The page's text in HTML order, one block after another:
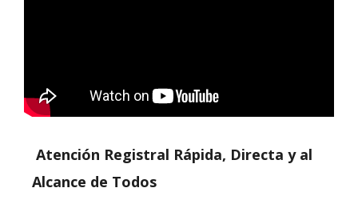
Atención Registral Rápida, Directa y al
Alcance de Todos